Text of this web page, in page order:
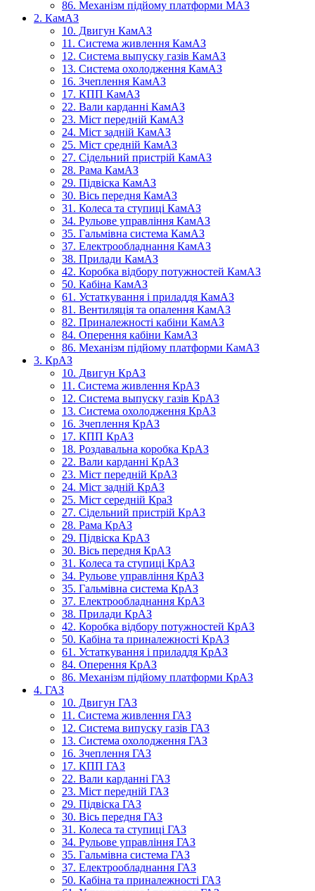
86. Механізм підйому платформи МАЗ
2. КамАЗ
10. Двигун КамАЗ
11. Система живлення КамАЗ
12. Система выпуску газів КамАЗ
13. Система охолодження КамАЗ
16. Зчеплення КамАЗ
17. КПП КамАЗ
22. Вали карданні КамАЗ
23. Міст передній КамАЗ
24. Міст задній КамАЗ
25. Міст средній КамАЗ
27. Сідельний пристрій КамАЗ
28. Рама КамАЗ
29. Підвіска КамАЗ
30. Вісь передня КамАЗ
31. Колеса та ступиці КамАЗ
34. Рульове управління КамАЗ
35. Гальмівна система КамАЗ
37. Електрообладнання КамАЗ
38. Прилади КамАЗ
42. Коробка відбору потужностей КамАЗ
50. Кабіна КамАЗ
61. Устаткування і приладдя КамАЗ
81. Вентиляція та опалення КамАЗ
82. Приналежності кабіни КамАЗ
84. Оперення кабіни КамАЗ
86. Механізм підйому платформи КамАЗ
3. КрАЗ
10. Двигун КрАЗ
11. Система живлення КрАЗ
12. Система выпуску газів КрАЗ
13. Система охолодження КрАЗ
16. Зчеплення КрАЗ
17. КПП КрАЗ
18. Роздавальна коробка КрАЗ
22. Вали карданні КрАЗ
23. Міст передній КрАЗ
24. Міст задній КрАЗ
25. Міст середній КраЗ
27. Сідельний пристрій КрАЗ
28. Рама КрАЗ
29. Підвіска КрАЗ
30. Вісь передня КрАЗ
31. Колеса та ступиці КрАЗ
34. Рульове управління КрАЗ
35. Гальмівна система КрАЗ
37. Електрообладнання КрАЗ
38. Прилади КрАЗ
42. Коробка відбору потужностей КрАЗ
50. Кабіна та приналежності КрАЗ
61. Устаткування і приладдя КрАЗ
84. Оперення КрАЗ
86. Механізм підйому платформи КрАЗ
4. ГАЗ
10. Двигун ГАЗ
11. Система живлення ГАЗ
12. Система випуску газів ГАЗ
13. Система охолодження ГАЗ
16. Зчеплення ГАЗ
17. КПП ГАЗ
22. Вали карданні ГАЗ
23. Міст передній ГАЗ
29. Підвіска ГАЗ
30. Вісь передня ГАЗ
31. Колеса та ступиці ГАЗ
34. Рульове управління ГАЗ
35. Гальмівна система ГАЗ
37. Електрообладнання ГАЗ
50. Кабіна та приналежності ГАЗ